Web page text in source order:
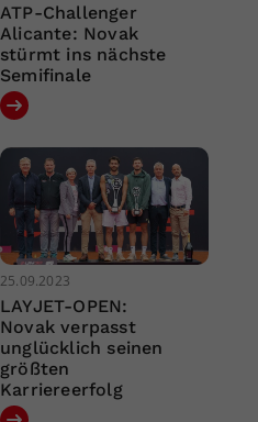
ATP-Challenger
Alicante: Novak
stürmt ins nächste
Semifinale
25.09.2023
LAYJET-OPEN:
Novak verpasst
unglücklich seinen
größten
Karriereerfolg